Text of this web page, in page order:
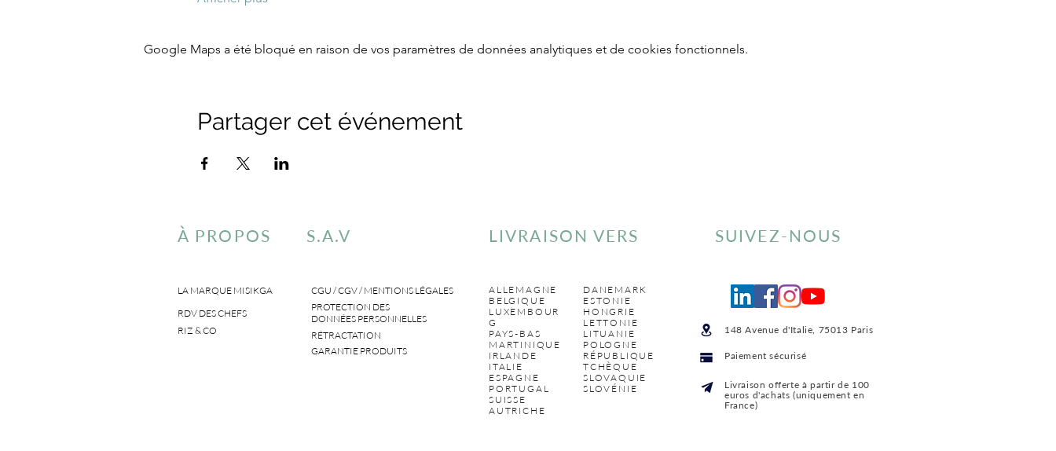
Google Maps a été bloqué en raison de vos paramètres de données analytiques et de cookies fonctionnels.
Partager cet événement
À PROPOS S.A.V
LA MARQUE MISIKGA
RDV DES CHEFS
RIZ & CO
CGU / CGV / MENTIONS LÉGALES
PROTECTION DES
DONNÉES PERSONNELLES
RÉTRACTATION
GARANTIE PRODUITS
LIVRAISON VERS
ALLEMAGNE
BELGIQUE
LUXEMBOUR
G
PAYS-BAS
MARTINIQUE
IRLANDE
ITALIE
ESPAGNE
PORTUGAL
SUISSE
AUTRICHE
DANEMARK
ESTONIE
HONGRIE
LETTONIE
LITUANIE
POLOGNE
RÉPUBLIQUE
TCHÈQUE
SLOVAQUIE
SLOVÉNIE
SUIVEZ-NOUS
148 Avenue d'Italie, 75013 Paris
Paiement sécurisé
Livraison offerte à partir de 100
euros d'achats (uniquement en
France)